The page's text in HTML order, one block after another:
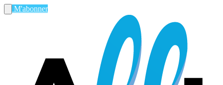
M'abonner